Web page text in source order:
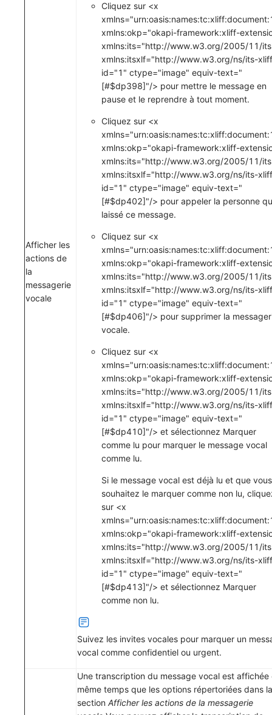
Afficher les
actions de
la
messagerie
vocale
Cliquez sur <x
xmlns:okp="okapi-framework:xliff-
xmlns:its="http://www.w3.org/2005/11/
xmlns:itsxlf="http://www.w3.org/ns/its-
id="1" ctype="image" equiv-text="
[#$dp398]"/> pour mettre le message en
pause et le reprendre à tout moment.
Cliquez sur <x
xmlns:okp="okapi-framework:xliff-
xmlns:its="http://www.w3.org/2005/11/
xmlns:itsxlf="http://www.w3.org/ns/its-
id="1" ctype="image" equiv-text="
[#$dp402]"/> pour appeler la personne
laissé ce message.
Cliquez sur <x
xmlns:okp="okapi-framework:xliff-
xmlns:its="http://www.w3.org/2005/11/
xmlns:itsxlf="http://www.w3.org/ns/its-
id="1" ctype="image" equiv-text="
[#$dp406]"/> pour supprimer la
vocale.
Cliquez sur <x
xmlns:okp="okapi-framework:xliff-
xmlns:its="http://www.w3.org/2005/11/
xmlns:itsxlf="http://www.w3.org/ns/its-
id="1" ctype="image" equiv-text="
[#$dp410]"/> et sélectionnez Marquer
comme lu pour marquer le message vocal
comme lu.
Si le message vocal est déjà lu et que vous
souhaitez le marquer comme non lu,
sur <x
xmlns:okp="okapi-framework:xliff-
xmlns:its="http://www.w3.org/2005/11/
xmlns:itsxlf="http://www.w3.org/ns/its-
id="1" ctype="image" equiv-text="
[#$dp413]"/> et sélectionnez Marquer
comme non lu.
Suivez les invites vocales pour marquer un
vocal comme confidentiel ou urgent.
Une transcription du message vocal est affichée
même temps que les options répertoriées dans la
section Afficher les actions de la messagerie